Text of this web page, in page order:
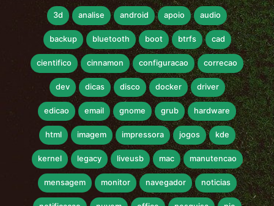
3d analise android apoio audio
backup bluetooth boot btrfs cad
cientifico cinnamon configuracao correcao
dev dicas disco docker driver
edicao email gnome grub hardware
html imagem impressora jogos kde
kernel legacy liveusb mac manutencao
mensagem monitor navegador noticias